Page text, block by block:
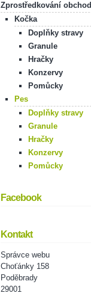
Zprostředkování
Kočka
Doplňky stravy
Granule
Hračky
Konzervy
Pomůcky
Pes
Doplňky stravy
Granule
Hračky
Konzervy
Pomůcky
Facebook
Kontakt
Správce webu
Choťánky 158
Poděbrady
29001